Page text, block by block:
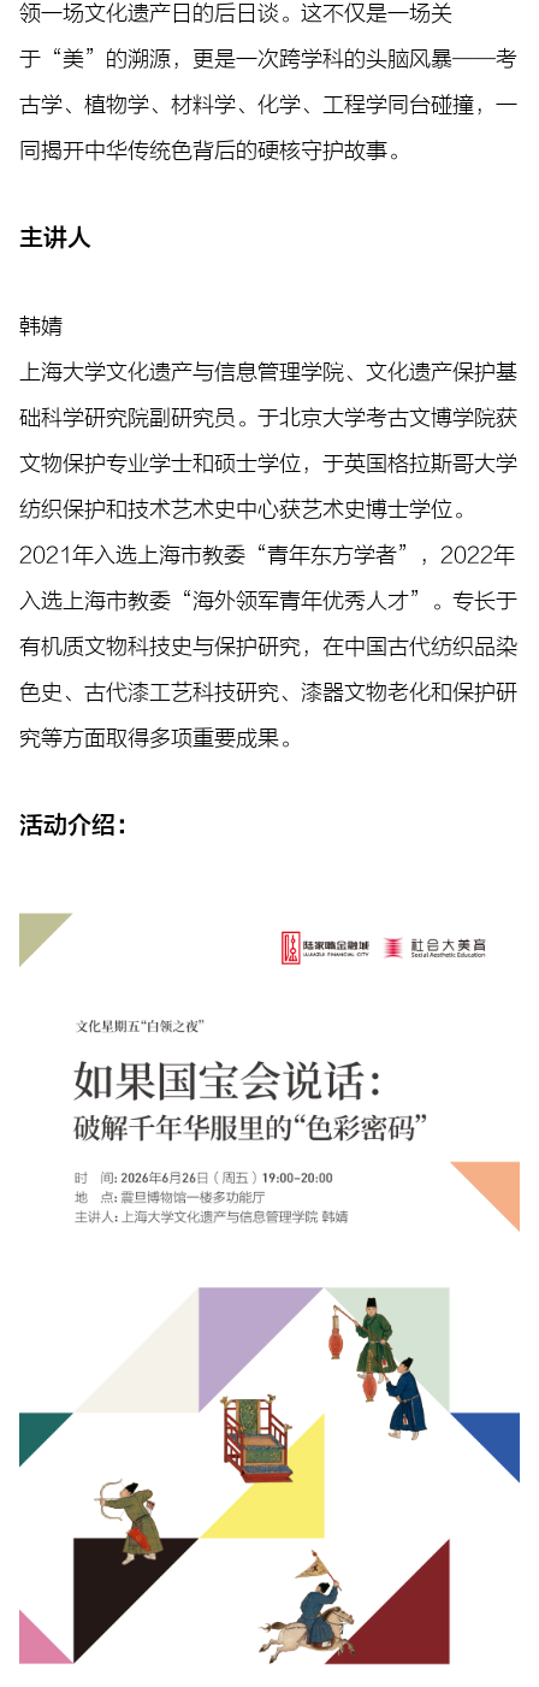
领一场文化遗产日的后日谈。这不仅是一场关
于“美”的溯源，更是一次跨学科的头脑风暴——考
古学、植物学、材料学、化学、工程学同台碰撞，一
同揭开中华传统色背后的硬核守护故事。
主讲人
韩婧
上海大学文化遗产与信息管理学院、文化遗产保护基
础科学研究院副研究员。于北京大学考古文博学院获
文物保护专业学士和硕士学位，于英国格拉斯哥大学
纺织保护和技术艺术史中心获艺术史博士学位。
2021年入选上海市教委“青年东方学者”，2022年
入选上海市教委“海外领军青年优秀人才”。专长于
有机质文物科技史与保护研究，在中国古代纺织品染
色史、古代漆工艺科技研究、漆器文物老化和保护研
究等方面取得多项重要成果。
活动介绍：